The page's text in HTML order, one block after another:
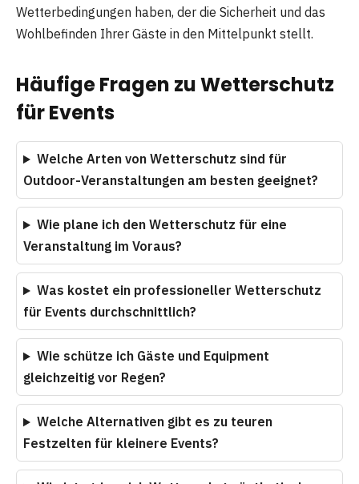
Wetterbedingungen haben, der die Sicherheit und das
Wohlbefinden Ihrer Gäste in den Mittelpunkt stellt.
Häufige Fragen zu Wetterschutz
für Events
Welche Arten von Wetterschutz sind für
Outdoor-Veranstaltungen am besten geeignet?
Wie plane ich den Wetterschutz für eine
Veranstaltung im Voraus?
Was kostet ein professioneller Wetterschutz
für Events durchschnittlich?
Wie schütze ich Gäste und Equipment
gleichzeitig vor Regen?
Welche Alternativen gibt es zu teuren
Festzelten für kleinere Events?